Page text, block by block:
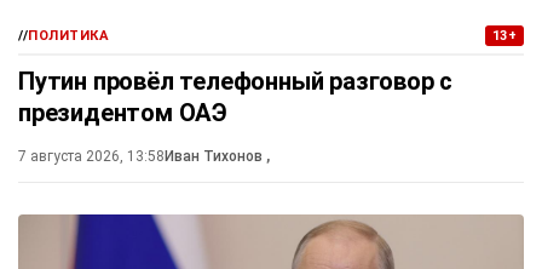
//ПОЛИТИКА 13+
Путин провёл телефонный разговор с
президентом ОАЭ
7 августа 2026, 13:58 Иван Тихонов ,